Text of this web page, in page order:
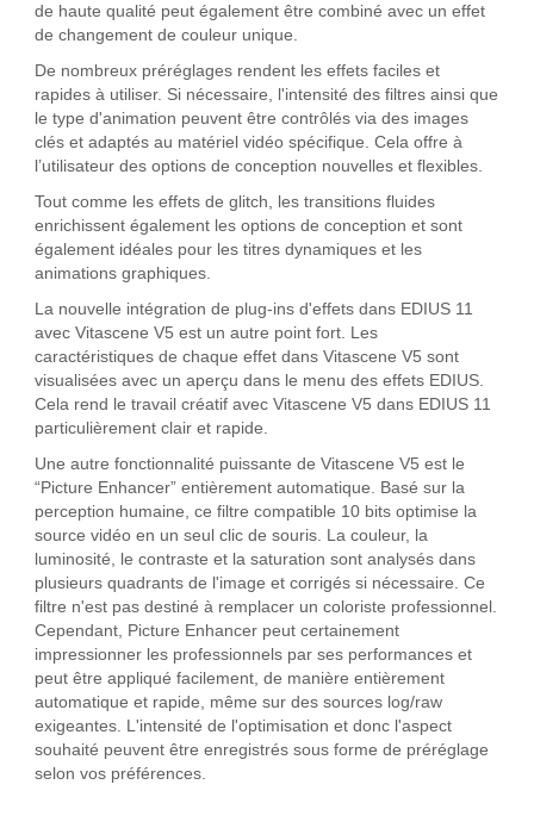
de haute qualité peut également être combiné avec un effet
de changement de couleur unique.
De nombreux préréglages rendent les effets faciles et
rapides à utiliser. Si nécessaire, l'intensité des filtres ainsi que
le type d'animation peuvent être contrôlés via des images
clés et adaptés au matériel vidéo spécifique. Cela offre à
l’utilisateur des options de conception nouvelles et flexibles.
Tout comme les effets de glitch, les transitions fluides
enrichissent également les options de conception et sont
également idéales pour les titres dynamiques et les
animations graphiques.
La nouvelle intégration de plug-ins d'effets dans EDIUS 11
avec Vitascene V5 est un autre point fort. Les
caractéristiques de chaque effet dans Vitascene V5 sont
visualisées avec un aperçu dans le menu des effets EDIUS.
Cela rend le travail créatif avec Vitascene V5 dans EDIUS 11
particulièrement clair et rapide.
Une autre fonctionnalité puissante de Vitascene V5 est le
“Picture Enhancer” entièrement automatique. Basé sur la
perception humaine, ce filtre compatible 10 bits optimise la
source vidéo en un seul clic de souris. La couleur, la
luminosité, le contraste et la saturation sont analysés dans
plusieurs quadrants de l'image et corrigés si nécessaire. Ce
filtre n'est pas destiné à remplacer un coloriste professionnel.
Cependant, Picture Enhancer peut certainement
impressionner les professionnels par ses performances et
peut être appliqué facilement, de manière entièrement
automatique et rapide, même sur des sources log/raw
exigeantes. L'intensité de l'optimisation et donc l'aspect
souhaité peuvent être enregistrés sous forme de préréglage
selon vos préférences.